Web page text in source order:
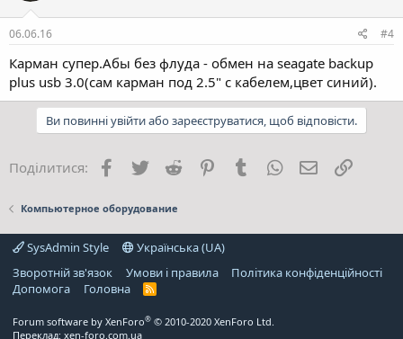
06.06.16 #4
Карман супер.Абы без флуда - обмен на seagate backup
plus usb 3.0(сам карман под 2.5" с кабелем,цвет синий).
Ви повинні увійти або зареєструватися, щоб відповісти.
Поділитися: Facebook
Twitter Reddit PinterestTumblrWhatsApp
E-mail
Компьютерное оборудование
SysAdmin Style
Українська (UA)
Зворотній зв'язок
Умови і правила
Політика конфіденційності
Дoпoмoга
Головна
R
Forum software by XenForo® © 2010-2020 XenForo Ltd.
Переклад: xen-foro.com.ua